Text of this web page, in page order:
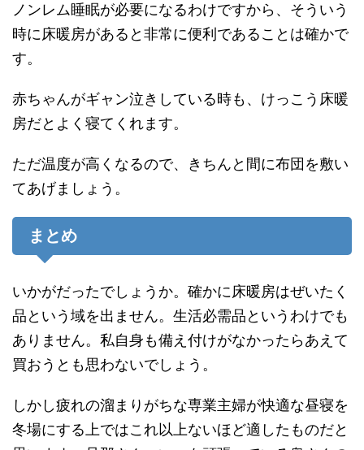
ノンレム睡眠が必要になるわけですから、そういう
時に床暖房があると非常に便利であることは確かで
す。
赤ちゃんがギャン泣きしている時も、けっこう床暖
房だとよく寝てくれます。
ただ温度が高くなるので、きちんと間に布団を敷い
てあげましょう。
まとめ
いかがだったでしょうか。確かに床暖房はぜいたく
品という域を出ません。生活必需品というわけでも
ありません。私自身も備え付けがなかったらあえて
買おうとも思わないでしょう。
しかし疲れの溜まりがちな専業主婦が快適な昼寝を
冬場にする上ではこれ以上ないほど適したものだと